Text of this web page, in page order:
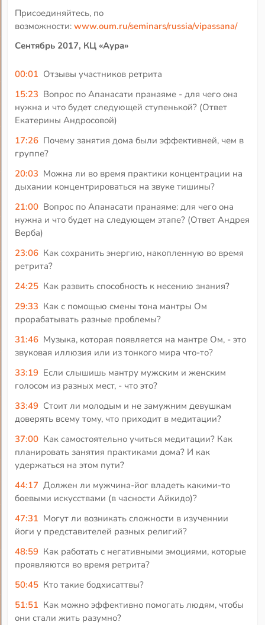
Присоединяйтесь, по
возможности:www.oum.ru/seminars/russia/vipassana/
Сентябрь 2017, КЦ «Аура»
00:01 Отзывы участников ретрита
15:23 Вопрос по Апанасати пранаяме - для чего она
нужна и что будет следующей ступенькой? (Ответ
Екатерины Андросовой)
17:26 Почему занятия дома были эффективней, чем в
группе?
20:03 Можна ли во время практики концентрации на
дыхании концентрироваться на звуке тишины?
21:00 Вопрос по Апанасати пранаяме: для чего она
нужна и что будет на следующем этапе? (Ответ Андрея
Верба)
23:06 Как сохранить энергию, накопленную во время
ретрита?
24:25 Как развить способность к несению знания?
29:33 Как с помощью смены тона мантры Ом
прорабатывать разные проблемы?
31:46 Музыка, которая появляется на мантре Ом, - это
звуковая иллюзия или из тонкого мира что-то?
33:19 Если слышишь мантру мужским и женским
голосом из разных мест, - что это?
33:49 Стоит ли молодым и не замужним девушкам
доверять всему тому, что приходит в медитации?
37:00 Как самостоятельно учиться медитации? Как
планировать занятия практиками дома? И как
удержаться на этом пути?
44:17 Должен ли мужчина-йог владеть какими-то
боевыми искусствами (в часности Айкидо)?
47:31 Могут ли возникать сложности в изученнии
йоги у представителей разных религий?
48:59 Как работать с негативными эмоциями, которые
проявляются во время ретрита?
50:45 Кто такие бодхисаттвы?
51:51 Как можно эффективно помогать людям, чтобы
они стали жить разумно?